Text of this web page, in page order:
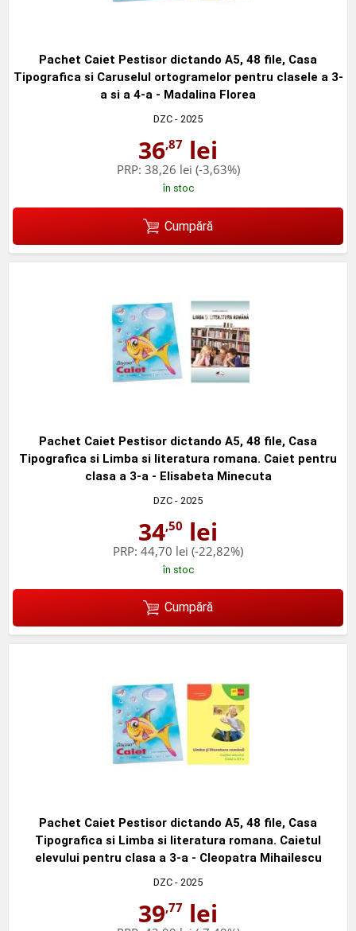
Pachet Caiet Pestisor dictando A5, 48 file, Casa
Tipografica si Caruselul ortogramelor pentru clasele a 3-
a si a 4-a - Madalina Florea
DZC - 2025
36,87 lei
PRP: 38,26 lei (-3,63%)
în stoc
Cumpără
Pachet Caiet Pestisor dictando A5, 48 file, Casa
Tipografica si Limba si literatura romana. Caiet pentru
clasa a 3-a - Elisabeta Minecuta
DZC - 2025
34,50 lei
PRP: 44,70 lei (-22,82%)
în stoc
Cumpără
Pachet Caiet Pestisor dictando A5, 48 file, Casa
Tipografica si Limba si literatura romana. Caietul
elevului pentru clasa a 3-a - Cleopatra Mihailescu
DZC - 2025
39,77 lei